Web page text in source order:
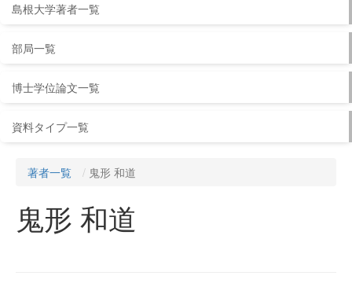
島根大学著者一覧
部局一覧
博士学位論文一覧
資料タイプ一覧
著者一覧 鬼形 和道
鬼形 和道